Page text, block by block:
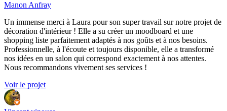
Manon Anfray
Un immense merci à Laura pour son super travail sur notre projet de
décoration d'intérieur ! Elle a su créer un moodboard et une
shopping liste parfaitement adaptés à nos goûts et à nos besoins.
Professionnelle, à l'écoute et toujours disponible, elle a transformé
nos idées en un salon qui correspond exactement à nos attentes.
Nous recommandons vivement ses services !
Voir le projet